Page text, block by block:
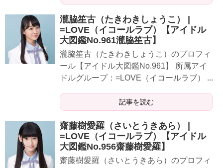
瀧脇笙古（たきわきしょうこ） |
=LOVE（イコールラブ）【アイドル
大図鑑No.961瀧脇笙古】
​​​​瀧脇笙古（たきわきしょうこ）のプロフィ
ール【アイドル大図鑑No.961】 所属アイ
ドルグループ：=LOVE（イコールラブ） ...
記事を読む
齋藤樹愛羅（さいとうきあら） |
=LOVE（イコールラブ）【アイドル
大図鑑No.956齋藤樹愛羅】
​​​​齋藤樹愛羅（さいとうきあら）のプロフィ